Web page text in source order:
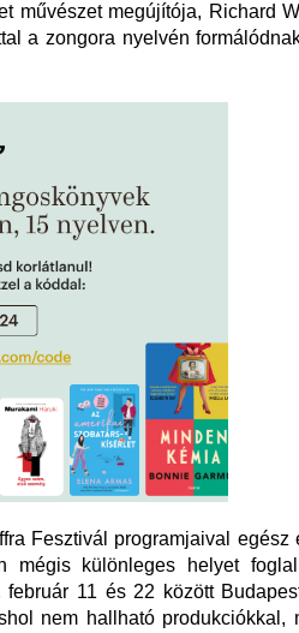
művészet megújítója, Richard
a zongora nyelvén
Fesztivál programjaival egész
mégis különleges helyet
február 11 és 22 között
nem hallható produkciókkal,